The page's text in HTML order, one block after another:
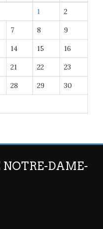
1 2
7 8 9
14 15 16
21 22 23
28 29 30
DAME-